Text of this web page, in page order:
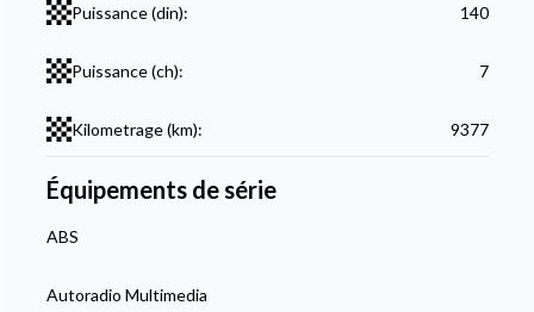
Puissance (din): 140
Puissance (ch): 7
Kilometrage (km): 9377
Équipements de série
ABS
Autoradio Multimedia